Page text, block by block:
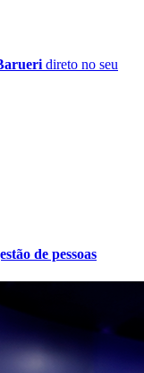
direto no seu
de pessoas